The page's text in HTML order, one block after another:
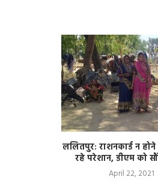
ललितपुर: राशनकार्ड न होने
रहे परेशान, डीएम को
April 22, 2021